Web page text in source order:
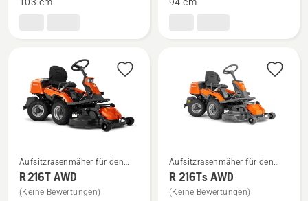
103 cm 94 cm
Mehr
Details
Aufsitzrasenmäher für den
privaten Bereich
R 216T AWD
(Keine Bewertungen)
Mehr
Details
Aufsitzrasenmäher für den
privaten Bereich
R 216Ts AWD
(Keine Bewertungen)